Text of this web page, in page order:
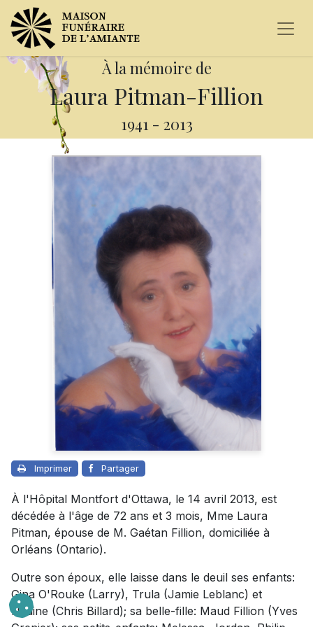
À la mémoire de
Laura Pitman-Fillion
1941 - 2013
Imprimer Partager
À l'Hôpital Montfort d'Ottawa, le 14 avril 2013, est
décédée à l'âge de 72 ans et 3 mois, Mme Laura
Pitman, épouse de M. Gaétan Fillion, domiciliée à
Orléans (Ontario).
Outre son époux, elle laisse dans le deuil ses enfants:
Gina O'Rouke (Larry), Trula (Jamie Leblanc) et
Nadine (Chris Billard); sa belle-fille: Maud Fillion (Yves